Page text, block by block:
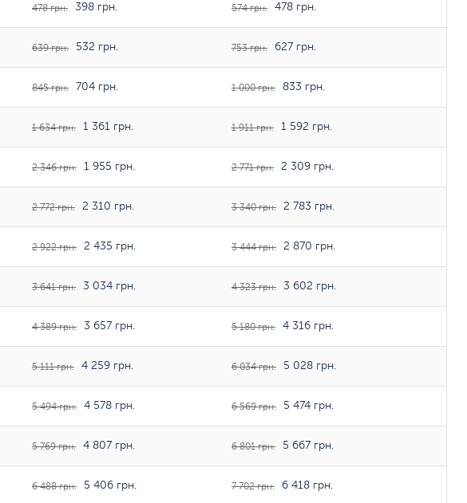
478 грн. 398 грн. 574 грн. 478 грн.
639 грн. 532 грн. 753 грн. 627 грн.
845 грн. 704 грн. 1 000 грн. 833 грн.
1 634 грн. 1 361 грн. 1 911 грн. 1 592 грн.
2 346 грн. 1 955 грн. 2 771 грн. 2 309 грн.
2 772 грн. 2 310 грн. 3 340 грн. 2 783 грн.
2 922 грн. 2 435 грн. 3 444 грн. 2 870 грн.
3 641 грн. 3 034 грн. 4 323 грн. 3 602 грн.
4 389 грн. 3 657 грн. 5 180 грн. 4 316 грн.
5 111 грн. 4 259 грн. 6 034 грн. 5 028 грн.
5 494 грн. 4 578 грн. 6 569 грн. 5 474 грн.
5 769 грн. 4 807 грн. 6 801 грн. 5 667 грн.
6 488 грн. 5 406 грн. 7 702 грн. 6 418 грн.